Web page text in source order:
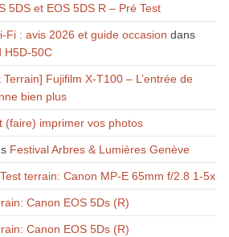
5DS et EOS 5DS R – Pré Test
Fi : avis 2026 et guide occasion dans
H5D-50C
Terrain] Fujifilm X-T100 – L’entrée de
bien plus
(faire) imprimer vos photos
Festival Arbres & Lumières Genève
Test terrain: Canon MP-E 65mm f/2.8 1-5x
Canon EOS 5Ds (R)
Canon EOS 5Ds (R)